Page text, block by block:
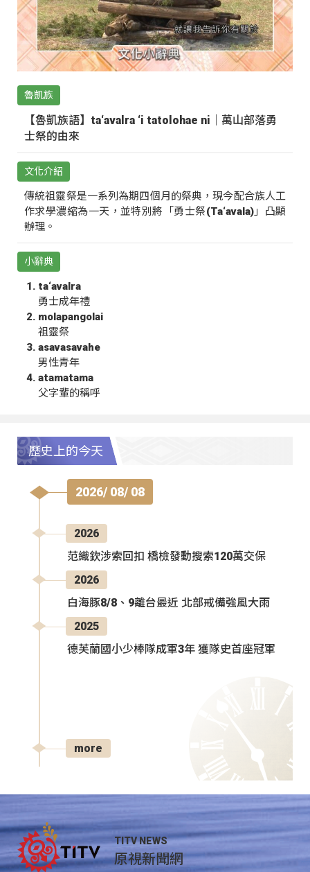
魯凱族
【魯凱族語】ta‘avalra ‘i tatolohae ni｜萬山部落勇
士祭的由來
文化介紹
傳統祖靈祭是一系列為期四個月的祭典，現今配合族人工
作求學濃縮為一天，並特別將「勇士祭(Ta‘avala)」凸顯
辦理。
小辭典
ta‘avalra
勇士成年禮
molapangolai
祖靈祭
asavasavahe
男性青年
atamatama
父字輩的稱呼
歷史上的今天
2026/ 08/ 08
2026
范織欽涉索回扣 橋檢發動搜索120萬交保
2026
白海豚8/8、9離台最近 北部戒備強風大雨
2025
德芙蘭國小少棒隊成軍3年 獲隊史首座冠軍
more
TITV NEWS
原視新聞網